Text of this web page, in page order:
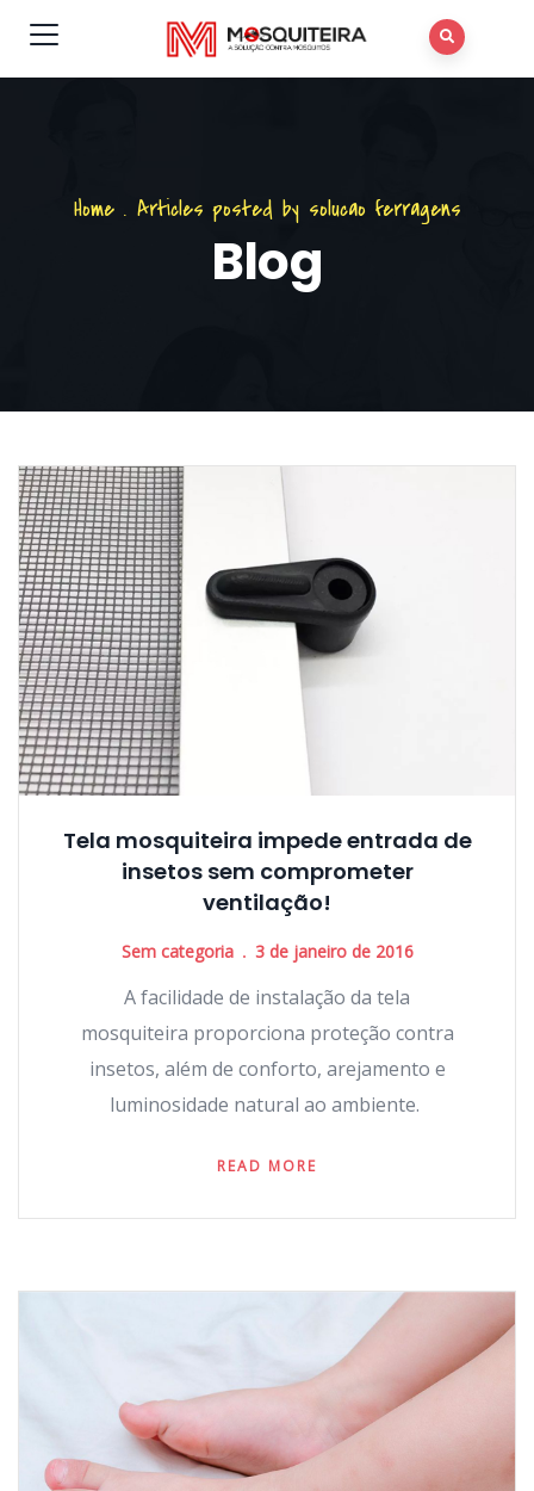
Home. Articles posted by solucao ferragens
Blog
Tela mosquiteira impede entrada de
insetos sem comprometer
ventilação!
Sem categoria 3 de janeiro de 2016
A facilidade de instalação da tela
mosquiteira proporciona proteção contra
insetos, além de conforto, arejamento e
luminosidade natural ao ambiente.
READ MORE